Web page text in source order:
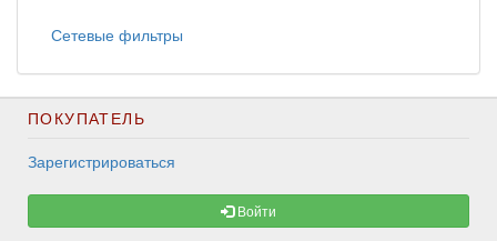
Сетевые фильтры
ПОКУПАТЕЛЬ
Зарегистрироваться
Войти